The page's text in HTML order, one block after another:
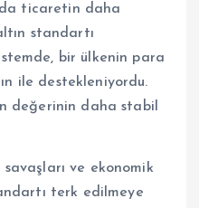
ticaretin daha
standartı
bir ülkenin para
ile destekleniyordu.
değerinin daha stabil
ve ekonomik
terk edilmeye